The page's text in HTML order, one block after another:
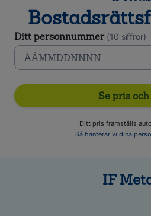
Ditt personnummer (10 siffror)
Se pris
Ditt pris framställs
Så hanterar vi dina
IF